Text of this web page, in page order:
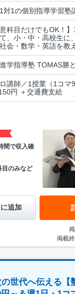
対1の個別指導学習塾
意科目だけでもOK！
、小・中・高校生に
会・数学・英語を教
学指導塾 TOMAS勝
ロ講師／1授業（1コ
円 ＋交通費支給
間で収入確
目のみなど
追加
掲載
世代へ伝える【